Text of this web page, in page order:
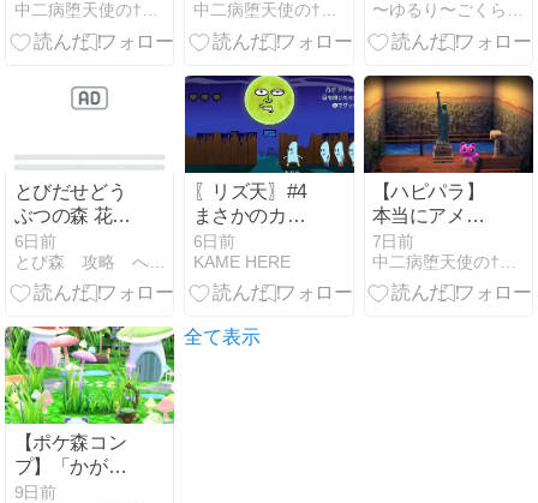
中二病堕天使の†空想書斎†
キーだよ【１
ごう/キャンベ
中二病堕天使の†空想書斎†
うエアポー
島」購入品を
グッズ・価格
まとめ
〜ゆるり〜ごくらく村
とびだせどう
ぶつの森 花火
大会 攻略 8月
毎週日曜 いな
りくじ景品 う
ォン他
6日前
とび森 攻略 へたれちゃんの罰ゲームライフ
〖リズ天〗#4
まさかのカト
ちゃん
6日前
KAME HERE
【ハピパラ】
本当にアメリ
カを作りやが
った…【もも
こ/バンタム/う
7日前
【ポケ森コン
プ】「かがや
くきのこの
9日前
全て表示